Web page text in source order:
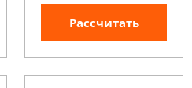
Рассчитать